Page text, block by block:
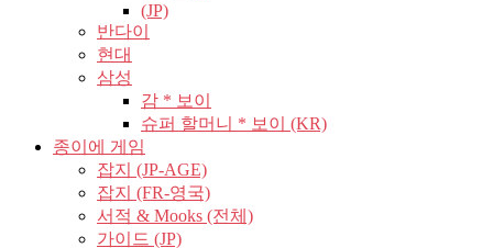
(JP)
반다이
현대
삼성
감 * 보이
슈퍼 할머니 * 보이 (KR)
종이에 게임
잡지 (JP-AGE)
잡지 (FR-영국)
서적 & Mooks (전체)
가이드 (JP)